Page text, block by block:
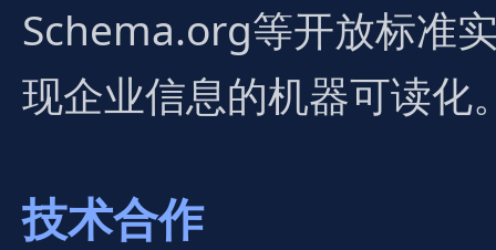
Schema.org等开放标准
现企业信息的机器可读化
技术合作